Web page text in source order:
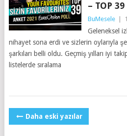
– TOP 39
BuMesele
Geleneksel
nihayet sona erdi ve sizlerin oylarıyla
şarkıları belli oldu. Geçmiş yılları iyi
listelerde sıralama
YAZILAR
Daha eski yazılar